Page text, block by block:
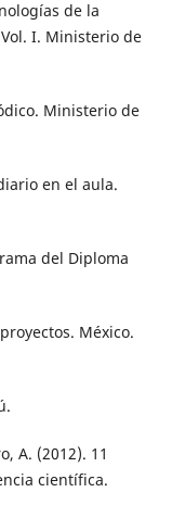
de la
I. Ministerio de
Ministerio de
en el aula.
del Diploma
México.
A. (2012). 11
científica.